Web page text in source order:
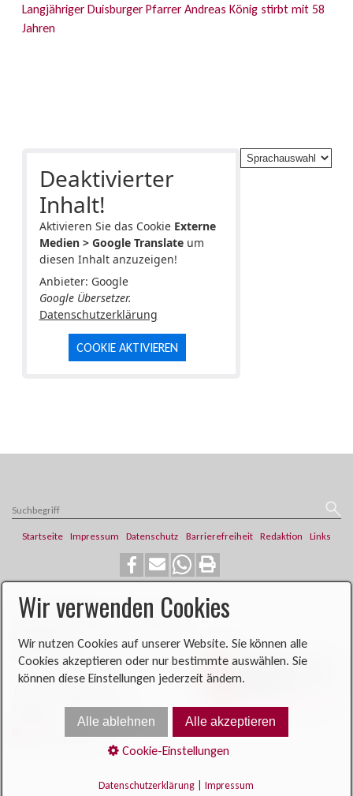
Langjähriger Duisburger Pfarrer Andreas König stirbt mit 58
Jahren
Deaktivierter
Inhalt!
Aktivieren Sie das Cookie Externe
Medien > Google Translateum
diesen Inhalt anzuzeigen!
Anbieter: Google
Google Übersetzer.
Datenschutzerklärung
COOKIE AKTIVIEREN
Startseite Impressum Datenschutz Barrierefreiheit Redaktion Links
​​​​Katholische Pfarrei St. Franziskus
Steinweg 6
46419 Isselburg
Telefax: 02874 900396​​​​
Wir verwenden Cookies
Wir nutzen Cookies auf unserer Website. Sie können alle
Cookies akzeptieren oder nur bestimmte auswählen. Sie
können diese Einstellungen jederzeit ändern.
Alle ablehnen Alle akzeptieren
Cookie-Einstellungen
Datenschutzerklärung |Impressum